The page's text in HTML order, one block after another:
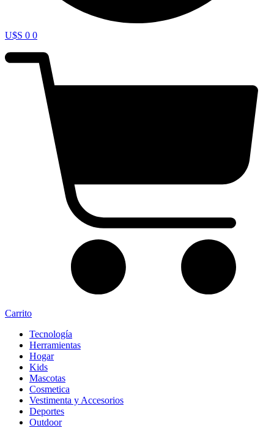
U$S 0 0
Carrito
Tecnología
Herramientas
Hogar
Kids
Mascotas
Cosmetica
Vestimenta y Accesorios
Deportes
Outdoor